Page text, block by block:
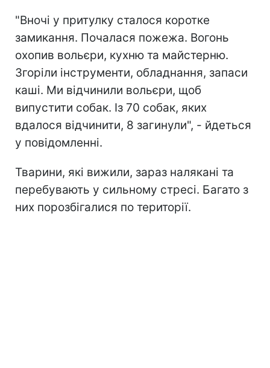
"Вночі у притулку сталося коротке
замикання. Почалася пожежа. Вогонь
охопив вольєри, кухню та майстерню.
Згоріли інструменти, обладнання, запаси
каші. Ми відчинили вольєри, щоб
випустити собак. Із 70 собак, яких
вдалося відчинити, 8 загинули", - йдеться
у повідомленні.
Тварини, які вижили, зараз налякані та
перебувають у сильному стресі. Багато з
них порозбігалися по території.